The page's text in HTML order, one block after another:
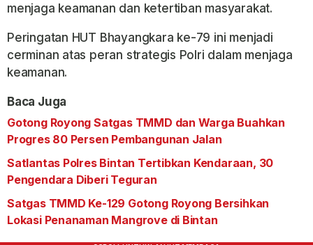
menjaga keamanan dan ketertiban masyarakat.
Peringatan HUT Bhayangkara ke-79 ini menjadi
cerminan atas peran strategis Polri dalam menjaga
keamanan.
Baca Juga
Gotong Royong Satgas TMMD dan Warga Buahkan
Progres 80 Persen Pembangunan Jalan
Satlantas Polres Bintan Tertibkan Kendaraan, 30
Pengendara Diberi Teguran
Satgas TMMD Ke-129 Gotong Royong Bersihkan
Lokasi Penanaman Mangrove di Bintan